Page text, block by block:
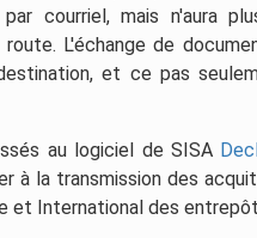
courriel, mais n'aura
L'échange de
et ce pas
au logiciel de SISA
à la transmission des
et International des